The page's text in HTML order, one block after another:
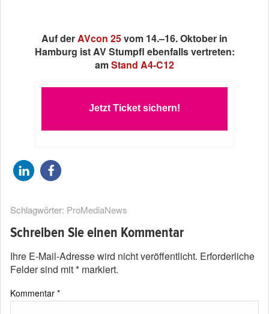
Auf derAVcon 25vom 14.–16. Oktober in
Hamburg ist AV Stumpfl ebenfalls vertreten:
amStand A4-C12
Jetzt Ticket sichern!
Schlagwörter: ProMediaNews
Schreiben Sie einen Kommentar
Ihre E-Mail-Adresse wird nicht veröffentlicht. Erforderliche
Felder sind mit* markiert.
Kommentar *